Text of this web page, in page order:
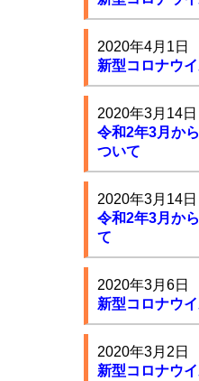
2020年4月1日
新型コロナウ
2020年3月14日
令和2年3月か
ついて
2020年3月14日
令和2年3月か
て
2020年3月6日
新型コロナウ
2020年3月2日
新型コロナウ